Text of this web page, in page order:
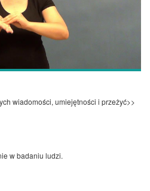
wiadomości, umiejętności i przeżyć>>
w badaniu ludzi.